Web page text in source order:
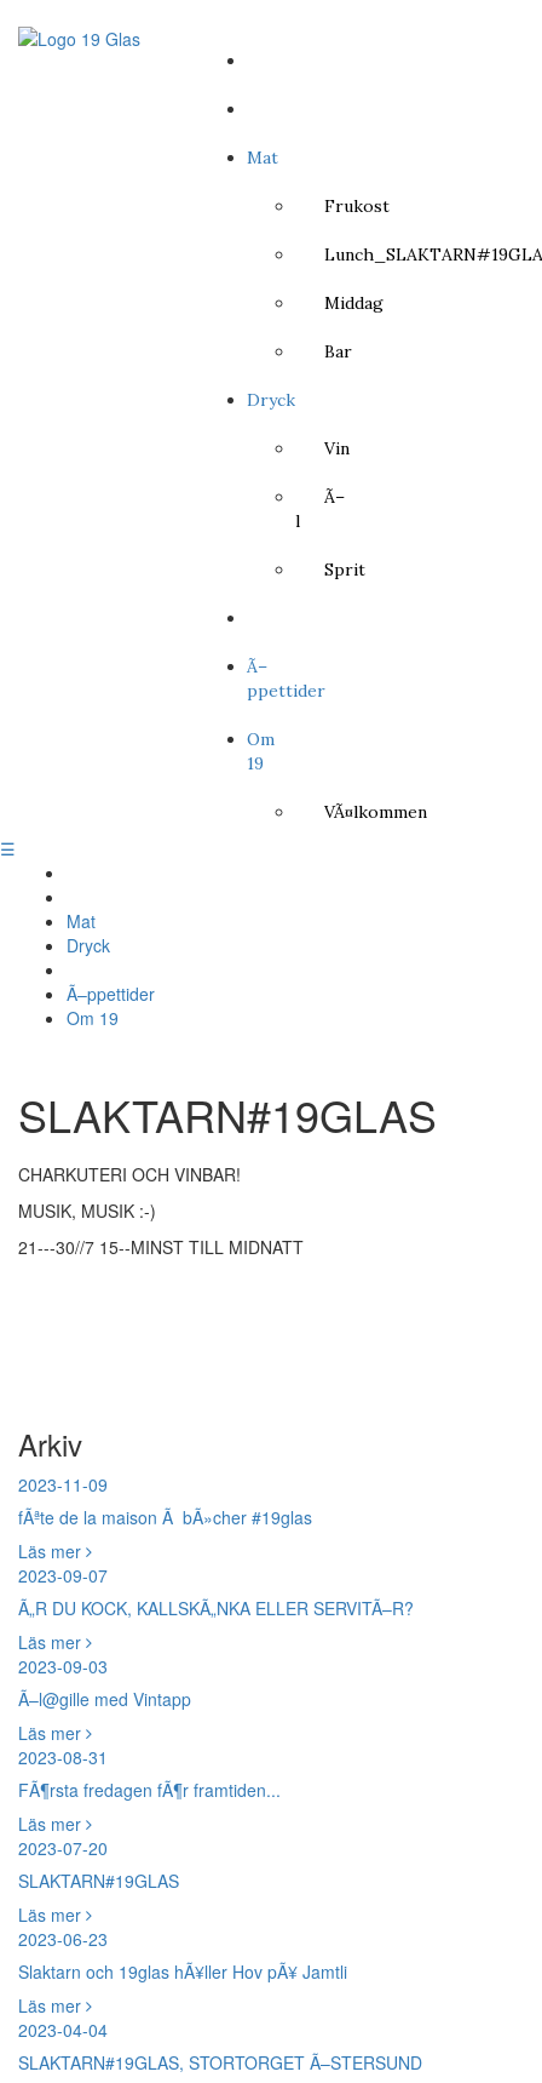
Mat
Frukost
Middag
Bar
Dryck
Vin
Ã–
l
Sprit
Ã–
ppettider
Om
19
VÃ¤lkommen
☰
Mat
Dryck
Ã–ppettider
Om 19
SLAKTARN#19GLAS
CHARKUTERI OCH VINBAR!
MUSIK, MUSIK :-)
21---30//7 15--MINST TILL MIDNATT
Arkiv
2023-11-09
fÃªte de la maison Ã bÃ»cher #19glas
Läs mer
2023-09-07
Ã„R DU KOCK, KALLSKÃ„NKA ELLER SERVITÃ–R?
Läs mer
2023-09-03
Ã–l@gille med Vintapp
Läs mer
2023-08-31
FÃ¶rsta fredagen fÃ¶r framtiden...
Läs mer
2023-07-20
SLAKTARN#19GLAS
Läs mer
2023-06-23
Slaktarn och 19glas hÃ¥ller Hov pÃ¥ Jamtli
Läs mer
2023-04-04
SLAKTARN#19GLAS, STORTORGET Ã–STERSUND